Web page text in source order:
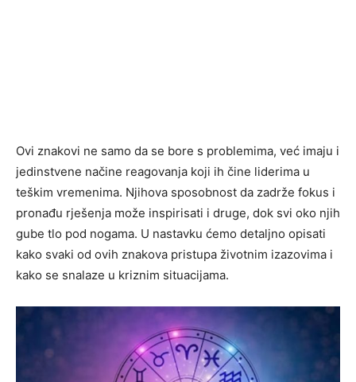
Ovi znakovi ne samo da se bore s problemima, već imaju i
jedinstvene načine reagovanja koji ih čine liderima u
teškim vremenima. Njihova sposobnost da zadrže fokus i
pronađu rješenja može inspirisati i druge, dok svi oko njih
gube tlo pod nogama. U nastavku ćemo detaljno opisati
kako svaki od ovih znakova pristupa životnim izazovima i
kako se snalaze u kriznim situacijama.